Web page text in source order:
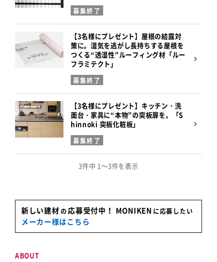
募集終了
【3名様にプレゼント】屋根の結露対
策に。湿気を逃がし長持ちする屋根を
つくる“透湿性”ルーフィング材「ルー
フラミテクト」
募集終了
【3名様にプレゼント】キッチン・洗
面台・家具に“本物”の突板扉を。「S
hinnoki 突板化粧板」
募集終了
3件中 1～3件を表示
新しい建材の応募受付中！ MONIKEN に応募したい
メーカー様はこちら
ABOUT